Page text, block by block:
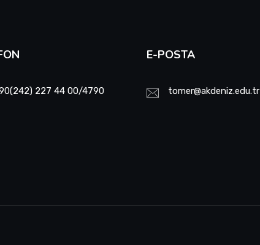
227 44 00/4790
E-POSTA
tomer@akdeniz.edu.tr